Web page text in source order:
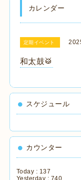
カレンダー
定期イベント
和太鼓🥁
スケジュール
カウンター
Today : 137
Yesterday : 740